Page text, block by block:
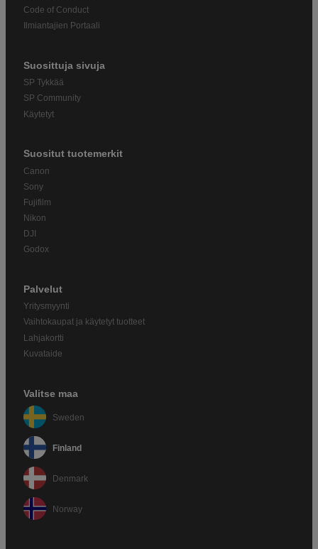
Code of Conduct
Ilmiantajien Portaali
Suosittuja sivuja
SP Tykkää
SP Community
Käytetyt
Suositut tuotemerkit
Canon
Sony
Fujifilm
Nikon
DJI
Godox
Palvelut
Yritysmyynti
Vaihtokaupat ja käytetyt tuotteet
Lahjakortti
Kuvataide
Valitse maa
Sweden
Finland
Denmark
Norway